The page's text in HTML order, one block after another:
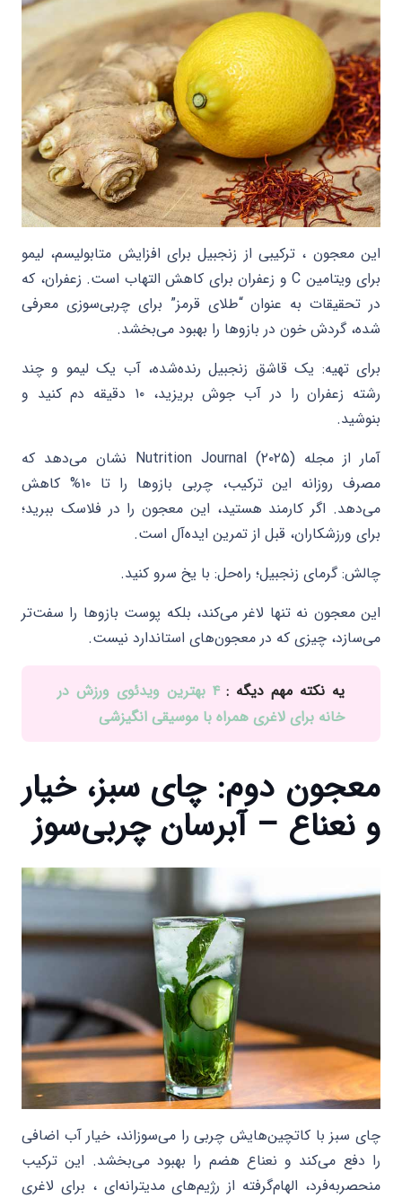
این معجون ، ترکیبی از زنجبیل برای افزایش متابولیسم، لیمو
برای ویتامین C و زعفران برای کاهش التهاب است. زعفران، که
در تحقیقات به عنوان “طلای قرمز” برای چربی‌سوزی معرفی
شده، گردش خون در بازوها را بهبود می‌بخشد.
برای تهیه: یک قاشق زنجبیل رنده‌شده، آب یک لیمو و چند
رشته زعفران را در آب جوش بریزید، ۱۰ دقیقه دم کنید و
بنوشید.
آمار از مجله Nutrition Journal (۲۰۲۵) نشان می‌دهد که
مصرف روزانه این ترکیب، چربی بازوها را تا ۱۰% کاهش
می‌دهد. اگر کارمند هستید، این معجون را در فلاسک ببرید؛
برای ورزشکاران، قبل از تمرین ایده‌آل است.
چالش: گرمای زنجبیل؛ راه‌حل: با یخ سرو کنید.
این معجون نه تنها لاغر می‌کند، بلکه پوست بازوها را سفت‌تر
می‌سازد، چیزی که در معجون‌های استاندارد نیست.
یه نکته مهم دیگه :
۴ بهترین ویدئوی ورزش در
خانه برای لاغری همراه با موسیقی انگیزشی
معجون دوم: چای سبز، خیار
و نعناع – آبرسان چربی‌سوز
چای سبز با کاتچین‌هایش چربی را می‌سوزاند، خیار آب اضافی
را دفع می‌کند و نعناع هضم را بهبود می‌بخشد. این ترکیب
منحصربه‌فرد، الهام‌گرفته از رژیم‌های مدیترانه‌ای ، برای لاغری